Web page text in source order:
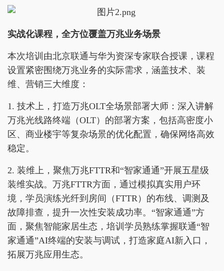
实战化课程，全方位覆盖万兆业务场景
本次培训由北京联通与华为资深专家联合授课，课程
设置紧密围绕万兆业务的实际需求，涵盖技术、装
维、营销三大维度：
1. 技术上，打造万兆OLT全场景部署大师：深入讲解
万兆光线路终端（OLT）的部署方案，包括高密度小
区、商业楼宇等复杂场景的优化配置，确保网络高效
稳定。
2. 装维上，聚焦万兆FTTR和“智家通通”开展五星级
装维实战。万兆FTTR方面，通过模拟真实用户环
境，学员演练光纤到房间（FTTR）的布线、调测及
故障排查，提升一次性安装成功率。“智家通通”方
面，聚焦智能家居生态，培训学员熟练掌握联通“智
家通通”AI终端的安装与调试，打造家庭AI新入口，
拓展万兆应用生态。